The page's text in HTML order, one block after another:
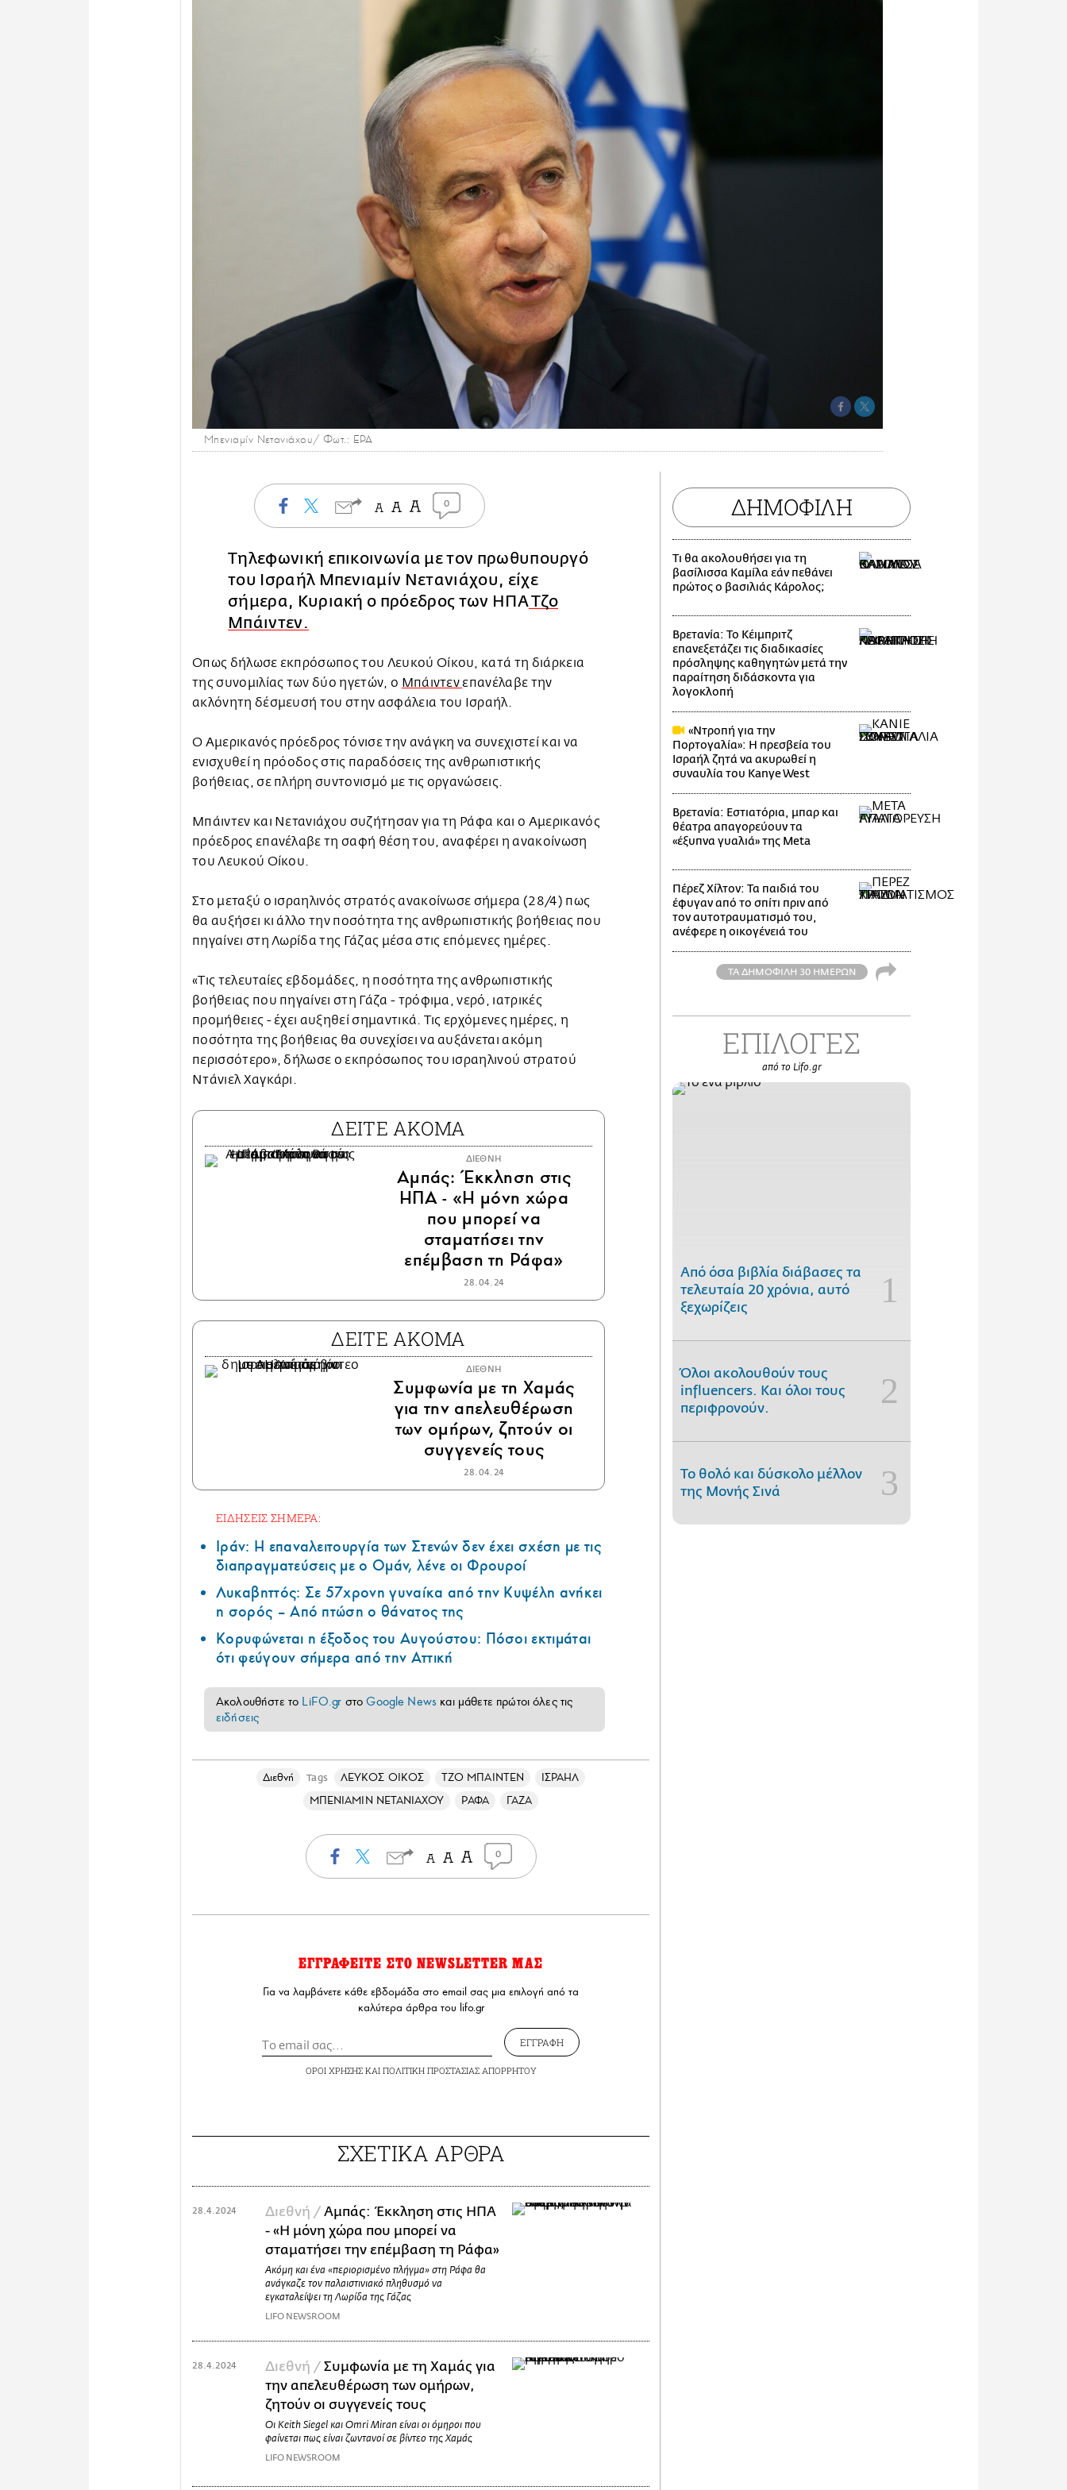
Μπενιαμίν Νετανιάχου/ Φωτ.: EPA
0
Τηλεφωνική επικοινωνία με τον πρωθυπουργό
του Ισραήλ Μπενιαμίν Νετανιάχου, είχε
σήμερα, Κυριακή ο πρόεδρος των ΗΠΑΤζο
Μπάιντεν.
Οπως δήλωσε εκπρόσωπος του Λευκού Οίκου, κατά τη διάρκεια
της συνομιλίας των δύο ηγετών, ο Μπάιντενεπανέλαβε την
ακλόνητη δέσμευσή του στην ασφάλεια του Ισραήλ.
Ο Αμερικανός πρόεδρος τόνισε την ανάγκη να συνεχιστεί και να
ενισχυθεί η πρόοδος στις παραδόσεις της ανθρωπιστικής
βοήθειας, σε πλήρη συντονισμό με τις οργανώσεις.
Μπάιντεν και Νετανιάχου συζήτησαν για τη Ράφα και ο Αμερικανός
πρόεδρος επανέλαβε τη σαφή θέση του, αναφέρει η ανακοίνωση
του Λευκού Οίκου.
Στο μεταξύ ο ισραηλινός στρατός ανακοίνωσε σήμερα (28/4) πως
θα αυξήσει κι άλλο την ποσότητα της ανθρωπιστικής βοήθειας που
πηγαίνει στη Λωρίδα της Γάζας μέσα στις επόμενες ημέρες.
«Τις τελευταίες εβδομάδες, η ποσότητα της ανθρωπιστικής
βοήθειας που πηγαίνει στη Γάζα - τρόφιμα, νερό, ιατρικές
προμήθειες - έχει αυξηθεί σημαντικά. Τις ερχόμενες ημέρες, η
ποσότητα της βοήθειας θα συνεχίσει να αυξάνεται ακόμη
περισσότερο», δήλωσε ο εκπρόσωπος του ισραηλινού στρατού
Ντάνιελ Χαγκάρι.
ΔΕΙΤΕ ΑΚΟΜΑ
ΔΙΕΘΝΗ
Αμπάς: Έκκληση στις
ΗΠΑ - «Η μόνη χώρα
που μπορεί να
σταματήσει την
επέμβαση τη Ράφα»
28.04.24
ΔΕΙΤΕ ΑΚΟΜΑ
ΔΙΕΘΝΗ
Συμφωνία με τη Χαμάς
για την απελευθέρωση
των ομήρων, ζητούν οι
συγγενείς τους
28.04.24
ΕΙΔΗΣΕΙΣ ΣΗΜΕΡΑ:
Ιράν: Η επαναλειτουργία των Στενών δεν έχει σχέση με τις
διαπραγματεύσεις με ο Ομάν, λένε οι Φρουροί
Λυκαβηττός: Σε 57χρονη γυναίκα από την Κυψέλη ανήκει
η σορός – Από πτώση ο θάνατος της
Κορυφώνεται η έξοδος του Αυγούστου: Πόσοι εκτιμάται
ότι φεύγουν σήμερα από την Αττική
Ακολουθήστε το LiFO.gr στοGoogle News και μάθετε πρώτοι όλες τις
ειδήσεις
Διεθνή Tags ΛΕΥΚΟΣ ΟΙΚΟΣ ΤΖΟ ΜΠΑΙΝΤΕΝ
ΙΣΡΑΗΛ
ΜΠΕΝΙΑΜΙΝ ΝΕΤΑΝΙΑΧΟΥ
ΡΑΦΑ ΓΑΖΑ
0
ΕΓΓΡΑΦΕΙΤΕ ΣΤΟ NEWSLETTER ΜΑΣ
Για να λαμβάνετε κάθε εβδομάδα στο email σας μια επιλογή από τα
καλύτερα άρθρα του lifo.gr
ΕΓΓΡΑΦΗ
ΟΡΟΙ ΧΡΗΣΗΣΚΑΙ ΠΟΛΙΤΙΚΗ ΠΡΟΣΤΑΣΙΑΣ ΑΠΟΡΡΗΤΟΥ
ΣΧΕΤΙΚΑ ΑΡΘΡΑ
Διεθνή /Αμπάς: Έκκληση στις ΗΠΑ
- «Η μόνη χώρα που μπορεί να
σταματήσει την επέμβαση τη Ράφα»
Ακόμη και ένα «περιορισμένο πλήγμα» στη Ράφα θα
ανάγκαζε τον παλαιστινιακό πληθυσμό να
εγκαταλείψει τη Λωρίδα της Γάζας
LIFO NEWSROOM
28.4.2024
Διεθνή /Συμφωνία με τη Χαμάς για
την απελευθέρωση των ομήρων,
ζητούν οι συγγενείς τους
Οι Keith Siegel και Omri Miran είναι οι όμηροι που
φαίνεται πως είναι ζωντανοί σε βίντεο της Χαμάς
LIFO NEWSROOM
28.4.2024
ΔΗΜΟΦΙΛΗ
Τι θα ακολουθήσει για τη
βασίλισσα Καμίλα εάν πεθάνει
πρώτος ο βασιλιάς Κάρολος;
Βρετανία: Το Κέιμπριτζ
επανεξετάζει τις διαδικασίες
πρόσληψης καθηγητών μετά την
παραίτηση διδάσκοντα για
λογοκλοπή
«Ντροπή για την
Πορτογαλία»: Η πρεσβεία του
Ισραήλ ζητά να ακυρωθεί η
συναυλία του Kanye West
Βρετανία: Εστιατόρια, μπαρ και
θέατρα απαγορεύουν τα
«έξυπνα γυαλιά» της Meta
Πέρεζ Χίλτον: Τα παιδιά του
έφυγαν από το σπίτι πριν από
τον αυτοτραυματισμό του,
ανέφερε η οικογένειά του
ΤΑ ΔΗΜΟΦΙΛΗ 30 ΗΜΕΡΩΝ
ΕΠΙΛΟΓΕΣ
από το Lifo.gr
Από όσα βιβλία διάβασες τα
τελευταία 20 χρόνια, αυτό
ξεχωρίζεις
Όλοι ακολουθούν τους
influencers. Και όλοι τους
περιφρονούν.
Το θολό και δύσκολο μέλλον
της Μονής Σινά